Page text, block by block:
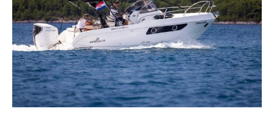
PLOVILA
PLOVIDBA
SPIZA
VELIKE PRIČE